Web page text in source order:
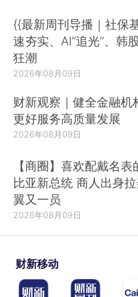
{{最新周刊导播｜社保
速夯实、AI“追光”、韩
狂潮
2026年08月09日
财新观察｜健全金融机
更好服务高质量发展
2026年08月09日
【商圈】喜欢配戴名表
比亚新总统 商人出身
翼又一员
2026年08月09日
财新移动